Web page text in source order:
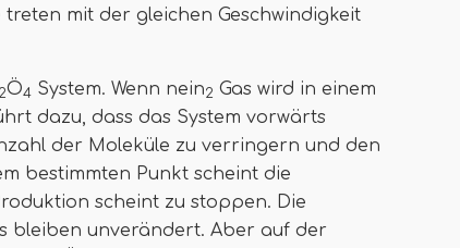
mit der gleichen Geschwindigkeit
2Ö4 System. Wenn nein2 Gas wird in einem
dazu, dass das System vorwärts
der Moleküle zu verringern und den
bestimmten Punkt scheint die
scheint zu stoppen. Die
bleiben unverändert. Aber auf der